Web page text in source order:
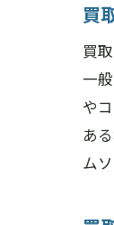
買
買
一
や
あ
ム